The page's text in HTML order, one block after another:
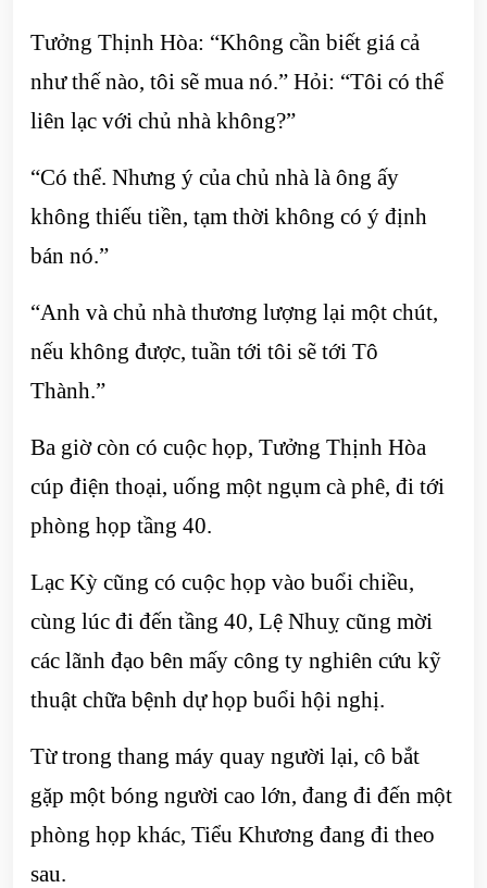
Tưởng Thịnh Hòa: “Không cần biết giá cả
như thế nào, tôi sẽ mua nó.” Hỏi: “Tôi có thể
liên lạc với chủ nhà không?”
“Có thể. Nhưng ý của chủ nhà là ông ấy
không thiếu tiền, tạm thời không có ý định
bán nó.”
“Anh và chủ nhà thương lượng lại một chút,
nếu không được, tuần tới tôi sẽ tới Tô
Thành.”
Ba giờ còn có cuộc họp, Tưởng Thịnh Hòa
cúp điện thoại, uống một ngụm cà phê, đi tới
phòng họp tầng 40.
Lạc Kỳ cũng có cuộc họp vào buổi chiều,
cùng lúc đi đến tầng 40, Lệ Nhuỵ cũng mời
các lãnh đạo bên mấy công ty nghiên cứu kỹ
thuật chữa bệnh dự họp buổi hội nghị.
Từ trong thang máy quay người lại, cô bắt
gặp một bóng người cao lớn, đang đi đến một
phòng họp khác, Tiểu Khương đang đi theo
sau.